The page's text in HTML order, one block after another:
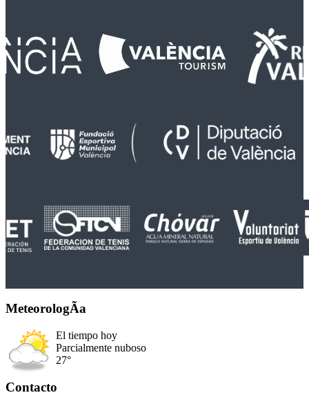
MeteorologÃ­a
El tiempo hoy
Parcialmente nuboso
27°
Contacto